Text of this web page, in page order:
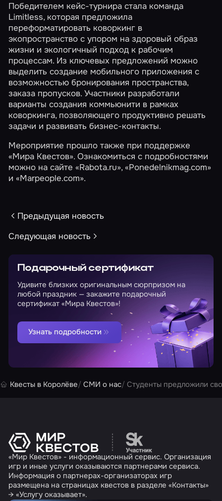
Победителем кейс-турнира стала команда
Limitless, которая предложила
переформатировать коворкинг в
экопространство с упором на здоровый образ
жизни и экологичный подход к рабочим
процессам. Из ключевых предложений можно
выделить создание мобильного приложения с
возможностью бронирования пространства,
заказа пропусков. Участники разработали
варианты создания коммьюнити в рамках
коворкинга, позволяющего продуктивно решать
задачи и развивать бизнес-контакты.
Мероприятие прошло также при поддержке
«Мира Квестов». Ознакомиться с подробностями
можно на сайте«Rabota.ru»,«Ponedelnikmag.com»
и «Marpeople.com».
Предыдущая новость
Следующая новость
Подарочный сертификат
Удивите близких оригинальным сюрпризом на
любой праздник — закажите подарочный
сертификат «Мира Квестов»!
Узнать подробности
Квесты в Королёве СМИ о нас Студенты предложили
Перейти на сайт
«Мир Квестов» - информационный сервис. Организация
игр и иные услуги оказываются партнерами сервиса.
Информация о партнерах-организаторах игр
размещена на страницах квестов в разделе «Контакты»
→ «Услугу оказывает».